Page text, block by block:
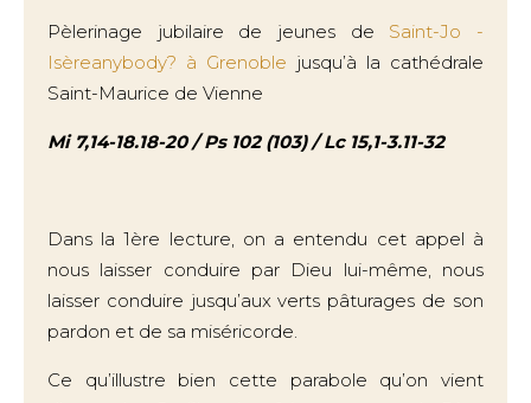
Pèlerinage jubilaire de jeunes de Saint-Jo -
Isèreanybody? à Grenoble jusqu’à la cathédrale
Saint-Maurice de Vienne
Mi 7,14-18.18-20 / Ps 102 (103) / Lc 15,1-3.11-32
Dans la 1ère lecture, on a entendu cet appel à
nous laisser conduire par Dieu lui-même, nous
laisser conduire jusqu’aux verts pâturages de son
pardon et de sa miséricorde.
Ce qu’illustre bien cette parabole qu’on vient